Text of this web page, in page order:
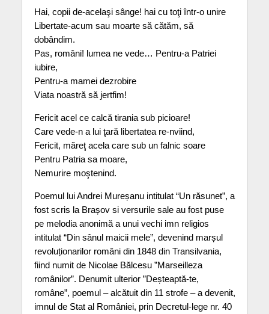
Hai, copii de-acelaşi sânge! hai cu toţi într-o unire
Libertate-acum sau moarte să cătăm, să
dobândim.
Pas, români! lumea ne vede… Pentru-a Patriei
iubire,
Pentru-a mamei dezrobire
Viata noastră să jertfim!
Fericit acel ce calcă tirania sub picioare!
Care vede-n a lui ţară libertatea re-nviind,
Fericit, măreţ acela care sub un falnic soare
Pentru Patria sa moare,
Nemurire moştenind.
Poemul lui Andrei Mureșanu intitulat “Un răsunet”, a
fost scris la Brașov si versurile sale au fost puse
pe melodia anonimă a unui vechi imn religios
intitulat “Din sânul maicii mele”, devenind marșul
revoluționarilor români din 1848 din Transilvania,
fiind numit de Nicolae Bălcesu ”Marseilleza
românilor”. Denumit ulterior ”Deșteaptă-te,
române”, poemul – alcătuit din 11 strofe – a devenit,
imnul de Stat al României, prin Decretul-lege nr. 40